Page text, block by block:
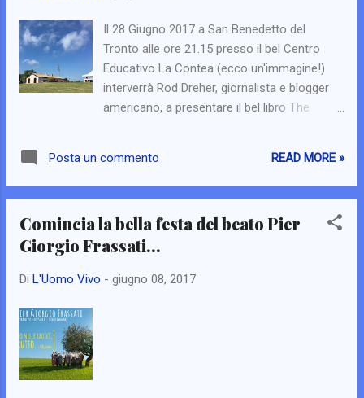
Il 28 Giugno 2017 a San Benedetto del
Tronto alle ore 21.15 presso il bel Centro
Educativo La Contea (ecco un'immagine!)
interverrà Rod Dreher, giornalista e blogger
americano, a presentare il bel libro The
Norcia. I monaci, i tipi loschi e i
chestertoniani sono alcuni dei maggiori
mosse da un'intuizione di Rod partita dalla
lettura del libro Dopo la virtù di Alasdair
alla Benedict Option, la Scuola Chesterton
Posta un commento READ MORE »
Comincia la bella festa del beato Pier
Giorgio Frassati...
Di L'Uomo Vivo - giugno 08, 2017